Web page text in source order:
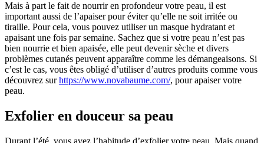
Mais à part le fait de nourrir en profondeur votre peau, il est
important aussi de l’apaiser pour éviter qu’elle ne soit irritée ou
tiraille. Pour cela, vous pouvez utiliser un masque hydratant et
apaisant une fois par semaine. Sachez que si votre peau n’est pas
bien nourrie et bien apaisée, elle peut devenir sèche et divers
problèmes cutanés peuvent apparaître comme les démangeaisons. Si
c’est le cas, vous êtes obligé d’utiliser d’autres produits comme vous
découvrez surhttps://www.novabaume.com/, pour apaiser votre
peau.
Exfolier en douceur sa peau
Durant l’été, vous avez l’habitude d’exfolier votre peau. Mais quand